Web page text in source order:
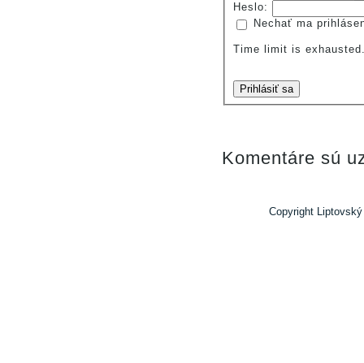
Heslo:
Nechať ma
Time limit is
Prihlásiť sa
Komentáre sú
Copyright